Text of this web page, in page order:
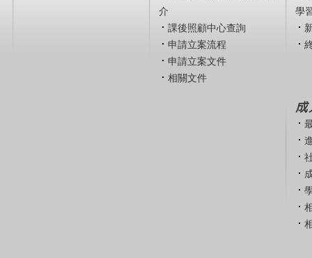
介
課後照顧中心查詢
申請立案流程
申請立案文件
相關文件
學